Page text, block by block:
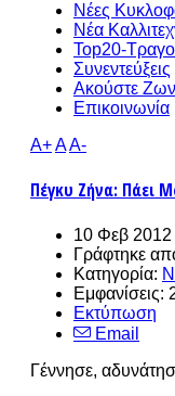
Νέες
Νέα
Top20-
Συνεντεύξεις
Ακούστε
Επικοινωνία
A+AA-
Πέγκυ Ζήνα: Πάει
10 Φεβ 2012
Γράφτηκε
Κατηγορία:
Εμφανίσεις:
Εκτύπωση
Email
Γέννησε,